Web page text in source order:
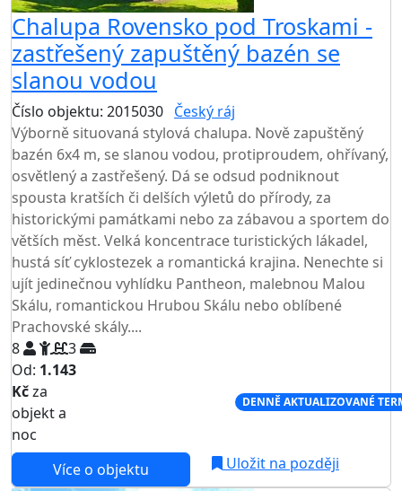
Chalupa Rovensko pod Troskami -
zastřešený zapuštěný bazén se
slanou vodou
Číslo objektu: 2015030 Český ráj
Výborně situovaná stylová chalupa. Nově zapuštěný
bazén 6x4 m, se slanou vodou, protiproudem, ohřívaný,
osvětlený a zastřešený. Dá se odsud podniknout
spousta kratších či delších výletů do přírody, za
historickými památkami nebo za zábavou a sportem do
větších měst. Velká koncentrace turistických lákadel,
hustá síť cyklostezek a romantická krajina. Nenechte si
ujít jedinečnou vyhlídku Pantheon, malebnou Malou
Skálu, romantickou Hrubou Skálu nebo oblíbené
Prachovské skály....
8
3
Od: 1.143
Kčza
objekt a
noc
DENNĚ AKTUALIZOVANÉ
Více o objektu Uložit na později